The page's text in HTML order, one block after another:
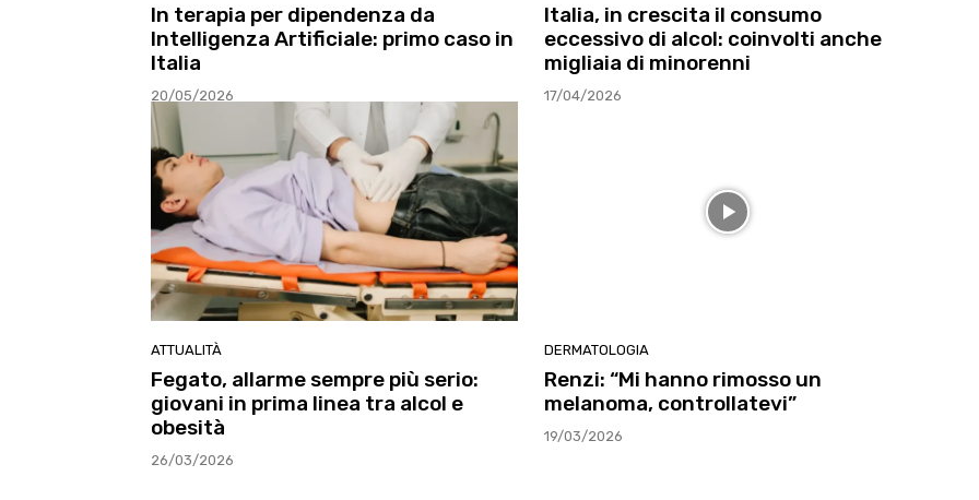
In terapia per dipendenza da
Intelligenza Artificiale: primo caso in
Italia
20/05/2026
Italia, in crescita il consumo
eccessivo di alcol: coinvolti anche
migliaia di minorenni
17/04/2026
ATTUALITÀ
Fegato, allarme sempre più serio:
giovani in prima linea tra alcol e
obesità
26/03/2026
DERMATOLOGIA
Renzi: “Mi hanno rimosso un
melanoma, controllatevi”
19/03/2026